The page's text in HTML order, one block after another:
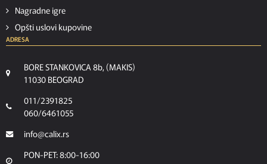
Nagradne igre
Opšti uslovi kupovine
ADRESA
BORE STANKOVICA 8b, (MAKIS)
11030 BEOGRAD
011/2391825
060/6461055
info@calix.rs
PON-PET: 8:00-16:00